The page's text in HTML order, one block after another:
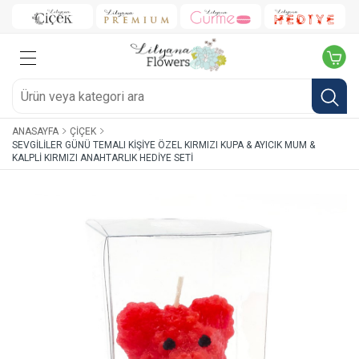
ANASAYFA
ÇIÇEK
SEVGILILER GÜNÜ TEMALI KIŞIYE ÖZEL KIRMIZI KUPA & AYICIK MUM &
KALPLI KIRMIZI ANAHTARLIK HEDIYE SETI